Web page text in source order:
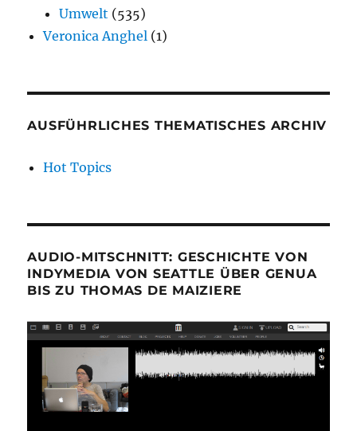
Umwelt (535)
Veronica Anghel (1)
AUSFÜHRLICHES THEMATISCHES ARCHIV
Hot Topics
AUDIO-MITSCHNITT: GESCHICHTE VON
INDYMEDIA VON SEATTLE ÜBER GENUA
BIS ZU THOMAS DE MAIZIERE